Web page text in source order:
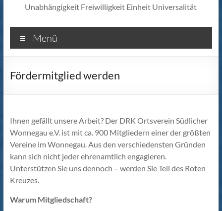
Unabhängigkeit Freiwilligkeit Einheit Universalität
Menü
Fördermitglied werden
Ihnen gefällt unsere Arbeit? Der DRK Ortsverein Südlicher
Wonnegau e.V. ist mit ca. 900 Mitgliedern einer der größten
Vereine im Wonnegau. Aus den verschiedensten Gründen
kann sich nicht jeder ehrenamtlich engagieren.
Unterstützen Sie uns dennoch – werden Sie Teil des Roten
Kreuzes.
Warum Mitgliedschaft?